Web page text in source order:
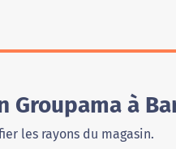
Groupama à
les rayons du magasin.